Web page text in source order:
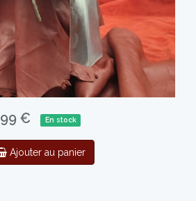
99 € En stock
Ajouter au panier